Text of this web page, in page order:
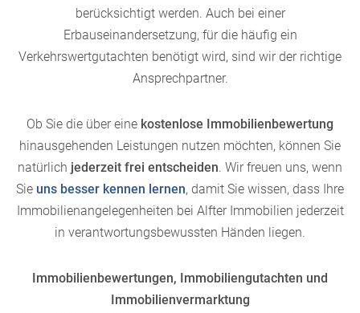
berücksichtigt werden. Auch bei einer
Erbauseinandersetzung, für die häufig ein
Verkehrswertgutachten benötigt wird, sind wir der richtige
Ansprechpartner.
Ob Sie die über eine kostenlose Immobilienbewertung
hinausgehenden Leistungen nutzen möchten, können Sie
natürlich jederzeit frei entscheiden. Wir freuen uns, wenn
Sie uns besser kennen lernen, damit Sie wissen, dass Ihre
Immobilienangelegenheiten bei Alfter Immobilien jederzeit
in verantwortungsbewussten Händen liegen.
Immobilienbewertungen, Immobiliengutachten und
Immobilienvermarktung